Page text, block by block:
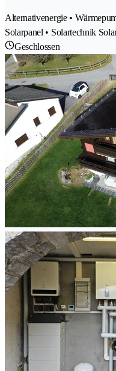
Alternativenergie •
Solarpanel • Solartechnik
Geschlossen